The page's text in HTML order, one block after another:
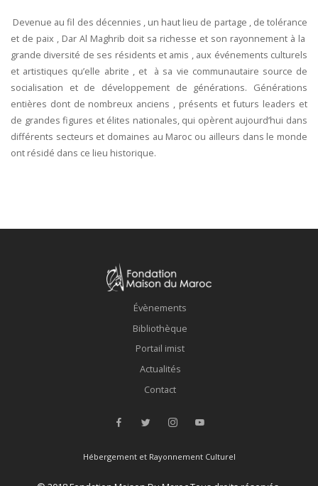
Devenue au fil des décennies , un haut lieu de partage , de tolérance
et de paix , Dar Al Maghrib doit sa richesse et son rayonnement à la
grande diversité de ses résidents et amis , aux événements culturels
et artistiques qu’elle abrite , et à sa vie communautaire source de
socialisation et de développement de générations. Générations
entières dont de nombreux anciens , présents et futurs leaders et
de grandes figures et élites nationales, qui opèrent aujourd’hui dans
différents secteurs et domaines au Maroc ou ailleurs dans le monde
ont résidé dans ce lieu historique.
Évènements
Bibliothèque
Portail imist
Actualités
Contact
Hébergement et Rayonnement Culturel